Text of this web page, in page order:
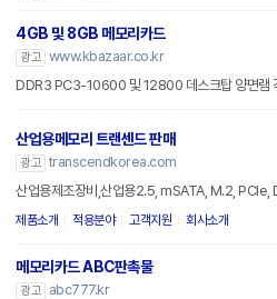
4GB 및 8GB 메모리카드
광고 www.kbazaar.co.kr
DDR3 PC3-10600 및 12800 데스크탑 양면램
산업용메모리 트랜센드 판매
광고 transcendkorea.com
산업용제조장비,산업용2.5, mSATA, M.2, PCIe,
제품소개 적용분야 고객지원 회사소개
메모리카드 ABC판촉물
광고
abc777.kr